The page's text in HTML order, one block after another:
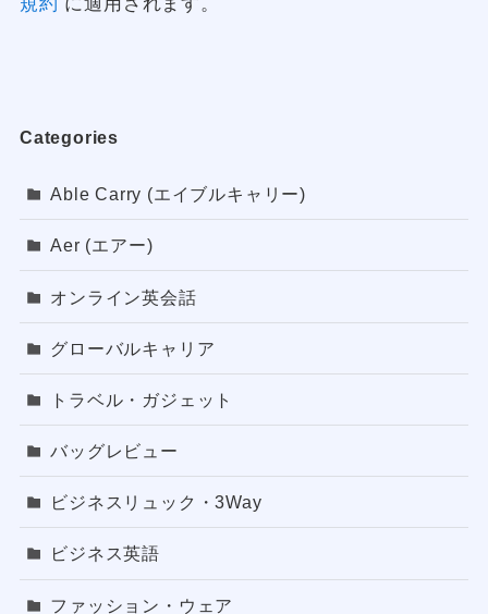
規約 に適用されます。
Categories
Able Carry (エイブルキャリー)
Aer (エアー)
オンライン英会話
グローバルキャリア
トラベル・ガジェット
バッグレビュー
ビジネスリュック・3Way
ビジネス英語
ファッション・ウェア